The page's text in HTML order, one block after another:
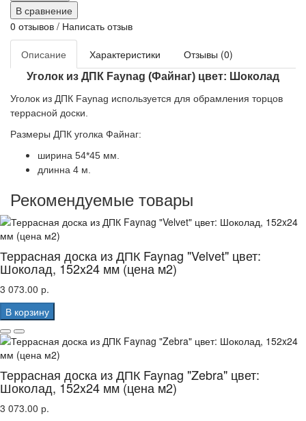
В сравнение
0 отзывов / Написать отзыв
Описание Характеристики Отзывы (0)
Уголок из ДПК Faynag (Файнаг) цвет: Шоколад
Уголок из ДПК Faynag используется для обрамления торцов
террасной доски.
Размеры ДПК уголка Файнаг:
ширина 54*45 мм.
длинна 4 м.
Рекомендуемые товары
Террасная доска из ДПК Faynag "Velvet" цвет:
Шоколад, 152x24 мм (цена м2)
3 073.00 р.
В корзину
Террасная доска из ДПК Faynag "Zebra" цвет:
Шоколад, 152x24 мм (цена м2)
3 073.00 р.